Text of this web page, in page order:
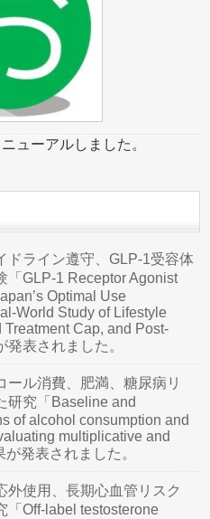
ューアルしました。
ドライン遵守、GLP-1受容体
「GLP-1 Receptor Agonist
Optimal Use
World Study of Lifestyle
Treatment Cap, and Post-
表されました。
ル消費、肥満、糖尿病リ
研究「Baseline and
of alcohol consumption and
multiplicative and
発表されました。
外使用、長期心血管リスク
「Off-label testosterone